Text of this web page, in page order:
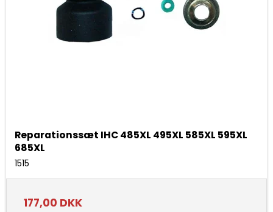
Reparationssæt IHC 485XL 495XL 585XL 595XL
685XL
1515
177,00 DKK